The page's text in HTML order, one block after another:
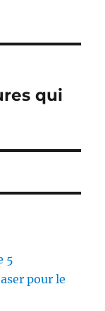
qui
5
pour le